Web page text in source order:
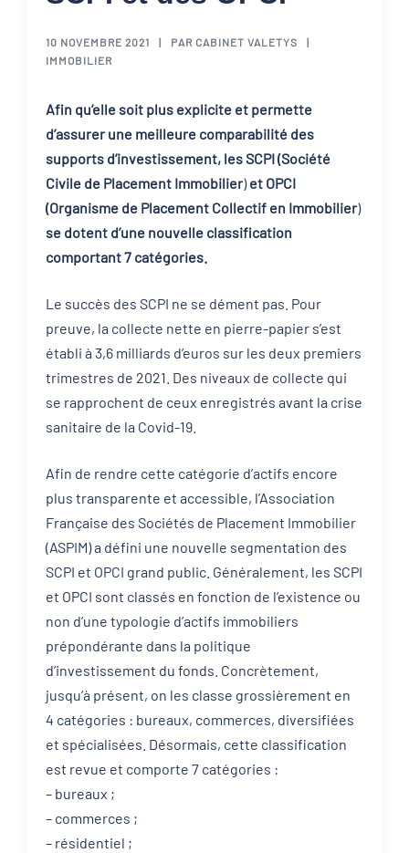
10 NOVEMBRE 2021 PAR CABINET VALETYS
IMMOBILIER
Afin qu’elle soit plus explicite et permette
d’assurer une meilleure comparabilité des
supports d’investissement, les SCPI (Société
Civile de Placement Immobilier)et OPCI
(Organisme de Placement Collectif en Immobilier)
se dotent d’une nouvelle classification
comportant 7 catégories.
Le succès des SCPI ne se dément pas. Pour
preuve, la collecte nette en pierre-papier s’est
établi à 3,6 milliards d’euros sur les deux premiers
trimestres de 2021. Des niveaux de collecte qui
se rapprochent de ceux enregistrés avant la crise
sanitaire de la Covid-19.
Afin de rendre cette catégorie d’actifs encore
plus transparente et accessible, l’Association
Française des Sociétés de Placement Immobilier
(ASPIM) a défini une nouvelle segmentation des
SCPI et OPCI grand public. Généralement, les SCPI
et OPCI sont classés en fonction de l’existence ou
non d’une typologie d’actifs immobiliers
prépondérante dans la politique
d’investissement du fonds. Concrètement,
jusqu’à présent, on les classe grossièrement en
4 catégories : bureaux, commerces, diversifiées
et spécialisées. Désormais, cette classification
est revue et comporte 7 catégories :
– bureaux ;
– commerces ;
– résidentiel ;